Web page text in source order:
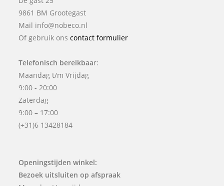
9861 BM Grootegast
Mail info@nobeco.nl
Of gebruik onscontact formulier
Telefonisch bereikbaar:
Maandag t/m Vrijdag
9:00 - 20:00
Zaterdag
9:00 – 17:00
(+31)6 13428184
Openingstijden winkel:
Bezoek uitsluiten op afspraak